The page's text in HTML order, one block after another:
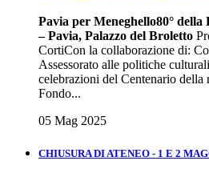
Pavia per Meneghello80° della
– Pavia, Palazzo del Broletto
CortiCon la collaborazione di:
Assessorato alle politiche
celebrazioni del Centenario
Fondo...
05 Mag 2025
CHIUSURA DI ATENEO - 1 E 2